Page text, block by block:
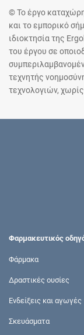
© Το έργο
και το εμπορικό
ιδιοκτησία της
του έργου σε
τεχνητής
τεχνολογιών,
Φαρμακευτικός
Φάρμακα
Δραστικές ουσίες
Ενδείξεις και αγωγές
Σκευάσματα